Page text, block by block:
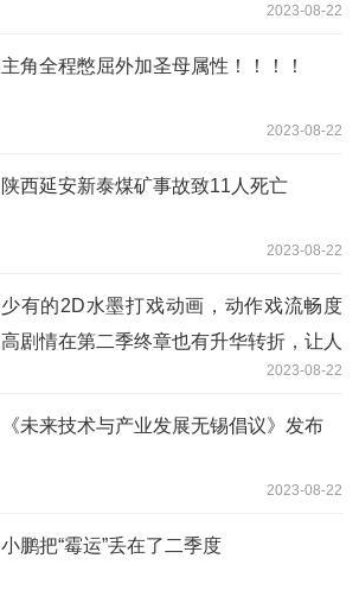
2023-08-22
主角全程憋屈外加圣母属性！！！！
2023-08-22
陕西延安新泰煤矿事故致11人死亡
2023-08-22
少有的2D水墨打戏动画，动作戏流畅度
高剧情在第二季终章也有升华转折，让人
2023-08-22
《未来技术与产业发展无锡倡议》发布
2023-08-22
小鹏把“霉运”丢在了二季度